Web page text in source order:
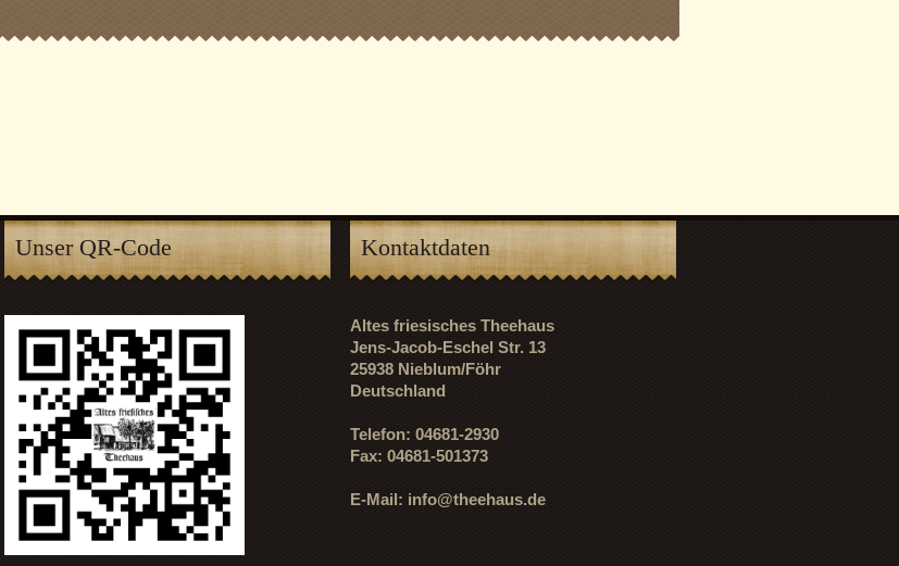
Unser QR-Code Kontaktdaten
Altes friesisches Theehaus
Jens-Jacob-Eschel Str. 13
25938 Nieblum/Föhr
Deutschland
Telefon: 04681-2930
Fax: 04681-501373
E-Mail: info@theehaus.de